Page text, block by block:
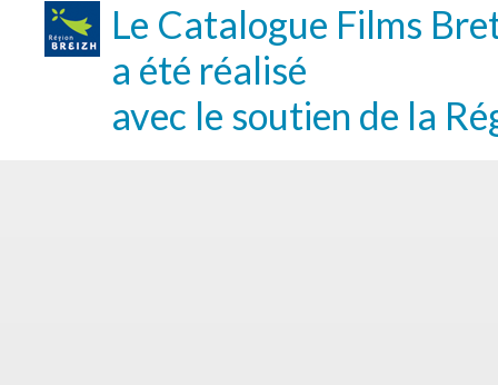
Le Catalogue Films
a été réalisé
avec le soutien de la